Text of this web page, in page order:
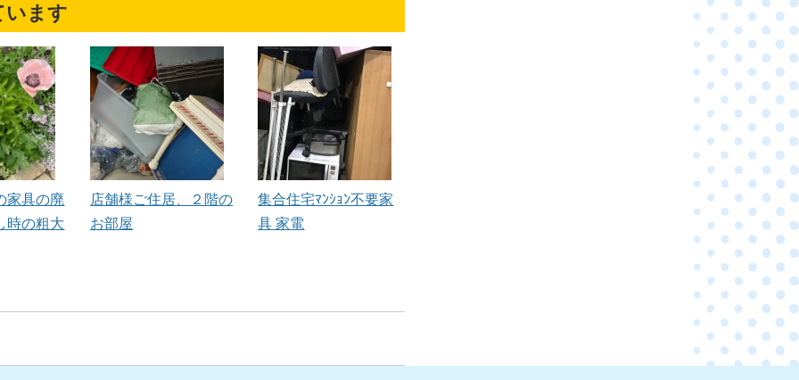
います
家具の廃
時の粗大
店舗様ご住居、２階の
お部屋
集合住宅ﾏﾝｼｮﾝ不要家
具 家電